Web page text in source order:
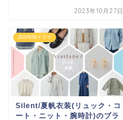
2023年10月27日
2022年秋ドラマ
Silent/夏帆衣装(リュック・コ
ート・ニット・腕時計)のブラ